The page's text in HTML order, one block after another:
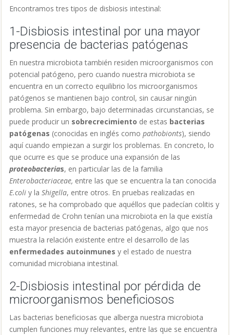
Encontramos tres tipos de disbiosis intestinal:
1-Disbiosis intestinal por una mayor
presencia de bacterias patógenas
En nuestra microbiota también residen microorganismos con
potencial patógeno, pero cuando nuestra microbiota se
encuentra en un correcto equilibrio los microorganismos
patógenos se mantienen bajo control, sin causar ningún
problema. Sin embargo, bajo determinadas circunstancias, se
puede producir un sobrecrecimiento de estas bacterias
patógenas (conocidas en inglés como pathobionts), siendo
aquí cuando empiezan a surgir los problemas. En concreto, lo
que ocurre es que se produce una expansión de las
proteobacterias, en particular las de la familia
Enterobacteriaceae, entre las que se encuentra la tan conocida
E.coli y la Shigella, entre otros. En pruebas realizadas en
ratones, se ha comprobado que aquéllos que padecían colitis y
enfermedad de Crohn tenían una microbiota en la que existía
esta mayor presencia de bacterias patógenas, algo que nos
muestra la relación existente entre el desarrollo de las
enfermedades autoinmunes y el estado de nuestra
comunidad microbiana intestinal.
2-Disbiosis intestinal por pérdida de
microorganismos beneficiosos
Las bacterias beneficiosas que alberga nuestra microbiota
cumplen funciones muy relevantes, entre las que se encuentra